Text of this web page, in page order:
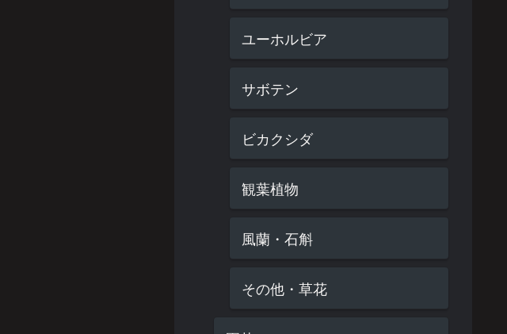
ユーホルビア
サボテン
ビカクシダ
観葉植物
風蘭・石斛
その他・草花